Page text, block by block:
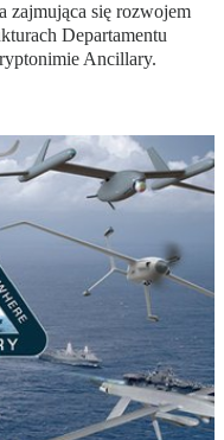
zajmująca się rozwojem
Departamentu
Ancillary.